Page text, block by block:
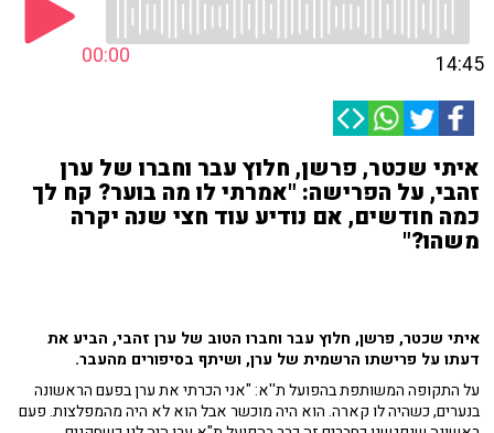
00:00 14:45
איתי שכטר, פרשן, חלוץ עבר וחברו של ערן
זהבי, על הפרישה: "אמרתי לו מה בוער? קח לך
כמה חודשים, אם נודיע עוד חצי שנה יקרה
משהו?"
איתי שכטר, פרשן, חלוץ עבר וחברו הטוב של ערן זהבי, הביע את
דעתו על פרישתו הרשמית של ערן, ושיתף בסיפורים מהעבר.
על התקופה המשותפת בהפועל ת''א: "אני הכרתי את ערן בפעם הראשונה
בנערים, כשהיה לו קארה. הוא היה מוכשר אבל הוא לא היה מהמפלצות. פעם